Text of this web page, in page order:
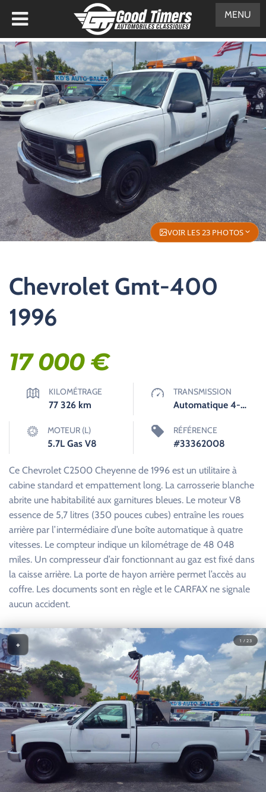
VOIR LES 23 PHOTOS
Chevrolet Gmt-400
1996
17 000€
KILOMÉTRAGE
77 326 km
TRANSMISSION
Automatique 4-Speed
MOTEUR (L)
5.7L Gas V8
RÉFÉRENCE
#33362008
Ce Chevrolet C2500 Cheyenne de 1996 est un utilitaire à
cabine standard et empattement long. La carrosserie blanche
abrite une habitabilité aux garnitures bleues. Le moteur V8
essence de 5,7 litres (350 pouces cubes) entraîne les roues
arrière par l’intermédiaire d’une boîte automatique à quatre
vitesses. Le compteur indique un kilométrage de 48 048
miles. Un compresseur d’air fonctionnant au gaz est fixé dans
la caisse arrière. La porte de hayon arrière permet l’accès au
coffre. Les documents sont en règle et le CARFAX ne signale
aucun accident.
1 / 23
+
MENU